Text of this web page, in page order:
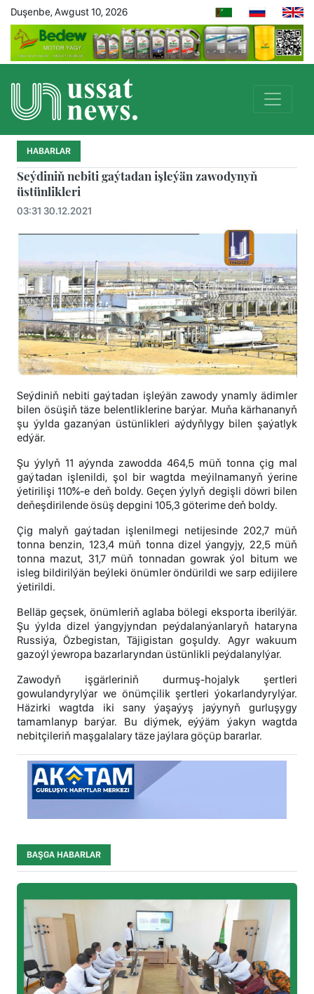
Duşenbe, Awgust 10, 2026
HABARLAR
Seýdiniň nebiti gaýtadan işleýän zawodynyň
üstünlikleri
03:31 30.12.2021
Seýdiniň nebiti gaýtadan işleýän zawody ynamly ädimler
bilen ösüşiň täze belentliklerine barýar. Muňa kärhananyň
şu ýylda gazanýan üstünlikleri aýdyňlygy bilen şaýatlyk
edýär.
Şu ýylyň 11 aýynda zawodda 464,5 müň tonna çig mal
gaýtadan işlenildi, şol bir wagtda meýilnamanyň ýerine
ýetirilişi 110%-e deň boldy. Geçen ýylyň degişli döwri bilen
deňeşdirilende ösüş depgini 105,3 göterime deň boldy.
Çig malyň gaýtadan işlenilmegi netijesinde 202,7 müň
tonna benzin, 123,4 müň tonna dizel ýangyjy, 22,5 müň
tonna mazut, 31,7 müň tonnadan gowrak ýol bitum we
isleg bildirilýän beýleki önümler öndürildi we sarp edijilere
ýetirildi.
Belläp geçsek, önümleriň aglaba bölegi eksporta iberilýär.
Şu ýylda dizel ýangyjyndan peýdalanýanlaryň hataryna
Russiýa, Özbegistan, Täjigistan goşuldy. Agyr wakuum
gazoýl ýewropa bazarlaryndan üstünlikli peýdalanylýar.
Zawodyň işgärleriniň durmuş-hojalyk şertleri
gowulandyrylýar we önümçilik şertleri ýokarlandyrylýar.
Häzirki wagtda iki sany ýaşaýyş jaýynyň gurluşygy
tamamlanyp barýar. Bu diýmek, eýýäm ýakyn wagtda
nebitçileriň maşgalalary täze jaýlara göçüp bararlar.
BAŞGA HABARLAR